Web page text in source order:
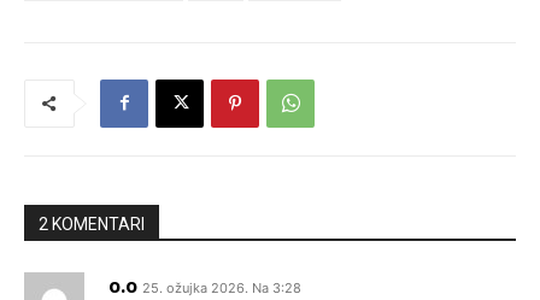
2 KOMENTARI
o.o 25. ožujka 2026. Na 3:28